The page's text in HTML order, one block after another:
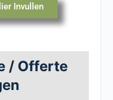
Invullen
/ Offerte